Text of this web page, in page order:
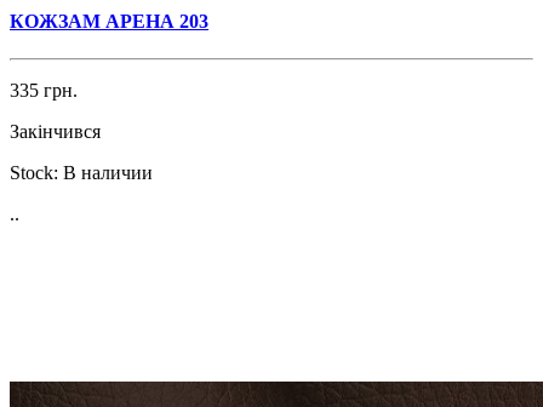
КОЖЗАМ АРЕНА 203
335 грн.
Закінчився
Stock: В наличии
..